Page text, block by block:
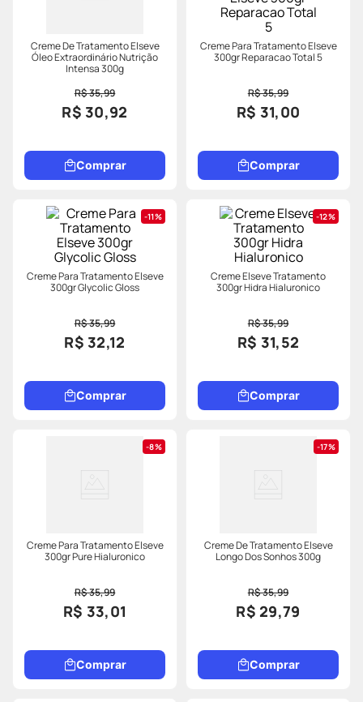
Creme De Tratamento Elseve
Óleo Extraordinário Nutrição
Intensa 300g
R$ 35,99
R$ 30,92
Comprar
Creme Para Tratamento Elseve
300gr Reparacao Total 5
R$ 35,99
R$ 31,00
Comprar
11%
Creme Para Tratamento Elseve
300gr Glycolic Gloss
R$ 35,99
R$ 32,12
Comprar
12%
Creme Elseve Tratamento
300gr Hidra Hialuronico
R$ 35,99
R$ 31,52
Comprar
8%
Creme Para Tratamento Elseve
300gr Pure Hialuronico
R$ 35,99
R$ 33,01
Comprar
17%
Creme De Tratamento Elseve
Longo Dos Sonhos 300g
R$ 35,99
R$ 29,79
Comprar